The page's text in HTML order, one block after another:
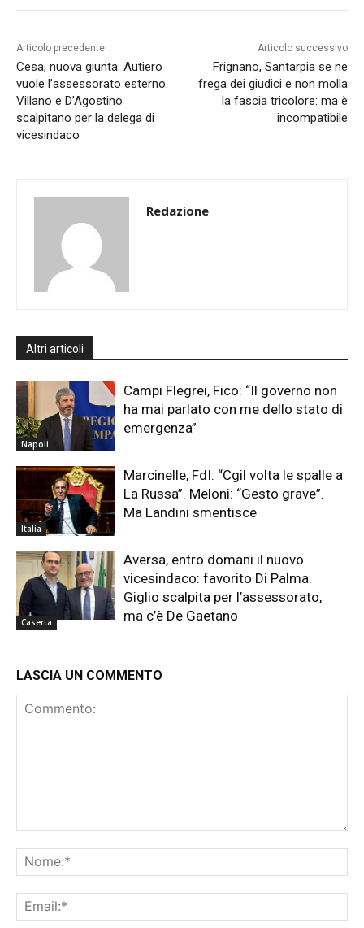
Articolo precedente
Cesa, nuova giunta: Autiero
vuole l’assessorato esterno.
Villano e D’Agostino
scalpitano per la delega di
vicesindaco
Articolo successivo
Frignano, Santarpia se ne
frega dei giudici e non molla
la fascia tricolore: ma è
incompatibile
Redazione
Altri articoli
Napoli
Campi Flegrei, Fico: “Il governo non
ha mai parlato con me dello stato di
emergenza”
Italia
Marcinelle, FdI: “Cgil volta le spalle a
La Russa”. Meloni: “Gesto grave”.
Ma Landini smentisce
Caserta
Aversa, entro domani il nuovo
vicesindaco: favorito Di Palma.
Giglio scalpita per l’assessorato,
ma c’è De Gaetano
LASCIA UN COMMENTO